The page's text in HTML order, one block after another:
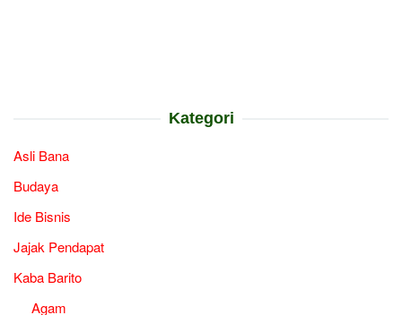
Kategori
Asli Bana
Budaya
Ide Bisnis
Jajak Pendapat
Kaba Barito
Agam